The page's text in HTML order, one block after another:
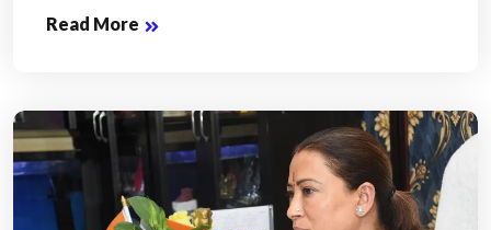
Read More